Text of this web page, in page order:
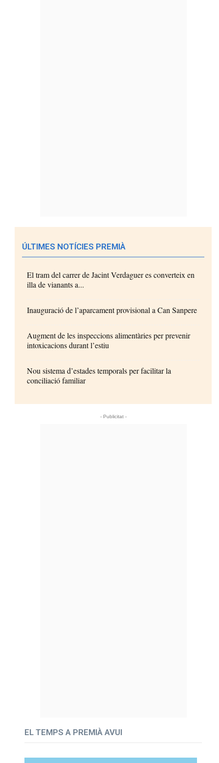
ÚLTIMES NOTÍCIES PREMIÀ
El tram del carrer de Jacint Verdaguer es converteix en
illa de vianants a...
Inauguració de l’aparcament provisional a Can Sanpere
Augment de les inspeccions alimentàries per prevenir
intoxicacions durant l’estiu
Nou sistema d’estades temporals per facilitar la
conciliació familiar
- Publicitat -
EL TEMPS A PREMIÀ AVUI